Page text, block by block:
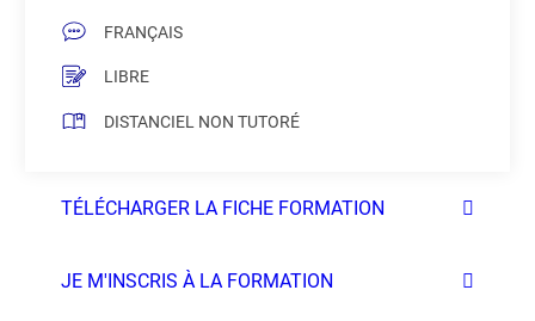
FRANÇAIS
LIBRE
DISTANCIEL NON TUTORÉ
TÉLÉCHARGER LA FICHE FORMATION
JE M'INSCRIS À LA FORMATION